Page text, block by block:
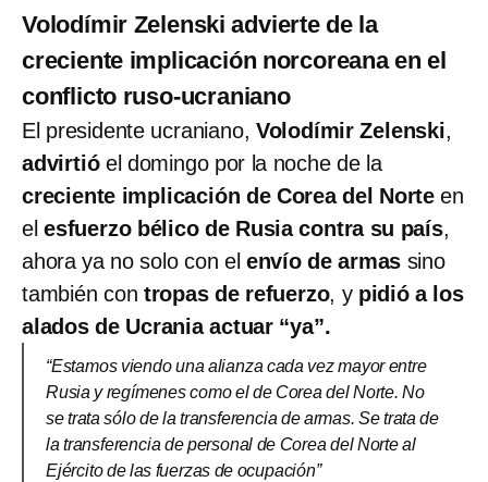
Volodímir Zelenski advierte de la
creciente implicación norcoreana en el
conflicto ruso-ucraniano
El presidente ucraniano, Volodímir Zelenski,
advirtió el domingo por la noche de la
creciente implicación de Corea del Norteen
el esfuerzo bélico de Rusia contra su país,
ahora ya no solo con el envío de armas sino
también con tropas de refuerzo, y pidió a los
alados de Ucrania actuar “ya”.
“Estamos viendo una alianza cada vez mayor entre
Rusia y regímenes como el de Corea del Norte. No
se trata sólo de la transferencia de armas. Se trata de
la transferencia de personal de Corea del Norte al
Ejército de las fuerzas de ocupación”